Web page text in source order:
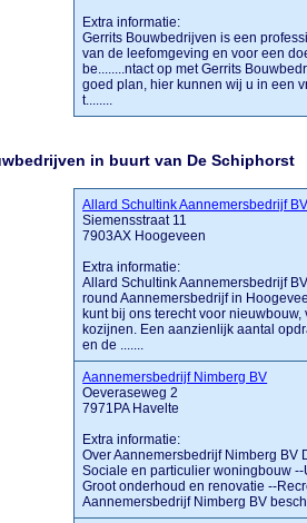
Extra informatie:
Gerrits Bouwbedrijven is een
van de leefomgeving en voor een
be........ntact op met Gerrits
goed plan, hier kunnen wij u in een
t........
in buurt van De Schiphorst
Allard Schultink Aannemersbedrijf
Siemensstraat 11
7903AX Hoogeveen
Extra informatie:
Allard Schultink Aannemersbedrijf
round Aannemersbedrijf in
kunt bij ons terecht voor
kozijnen. Een aanzienlijk aantal
en de .......
Aannemersbedrijf Nimberg BV
Oeveraseweg 2
7971PA Havelte
Extra informatie:
Over Aannemersbedrijf Nimberg BV
Sociale en particulier woningbouw
Groot onderhoud en renovatie --
Aannemersbedrijf Nimberg BV